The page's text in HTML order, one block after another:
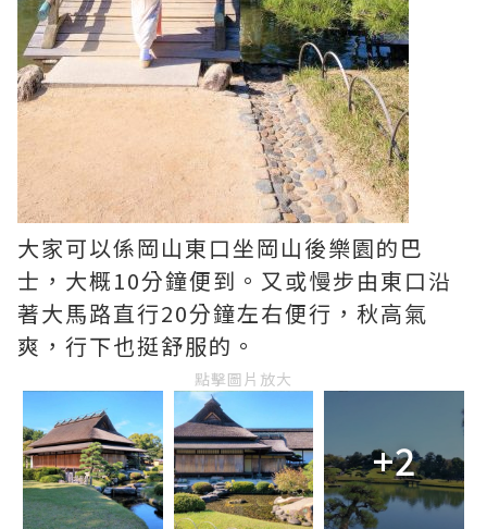
大家可以係岡山東口坐岡山後樂園的巴
士，大概10分鐘便到。又或慢步由東口沿
著大馬路直行20分鐘左右便行，秋高氣
爽，行下也挺舒服的。
點擊圖片放大
+2